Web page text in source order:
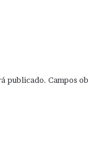
publicado. Campos